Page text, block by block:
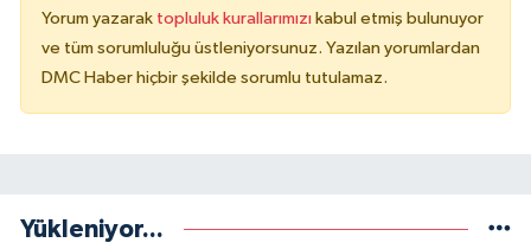
Yorum yazarak topluluk kurallarımızı kabul etmiş bulunuyor
ve tüm sorumluluğu üstleniyorsunuz. Yazılan yorumlardan
DMC Haber hiçbir şekilde sorumlu tutulamaz.
Yükleniyor...